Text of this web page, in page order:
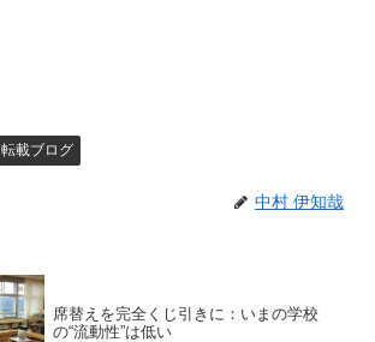
転載ブログ
中村 伊知哉
席替えを完全くじ引きに：いまの学校
の“流動性”は低い